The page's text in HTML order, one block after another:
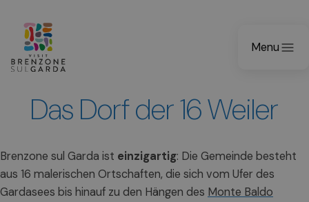
Menu
Das Dorf der 16 Weiler
Brenzone sul Garda ist einzigartig: Die Gemeinde besteht
aus 16 malerischen Ortschaften, die sich vom Ufer des
Gardasees bis hinauf zu den Hängen des Monte Baldo